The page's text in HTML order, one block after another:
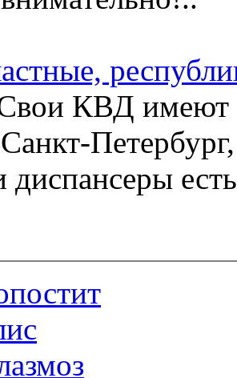
КВД имеют
диспансеры